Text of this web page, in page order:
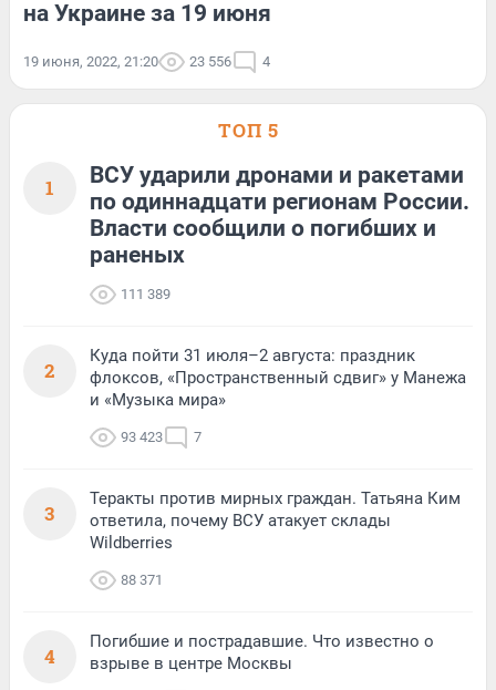
на Украине за 19 июня
19 июня, 2022, 21:20 23 556 4
ТОП 5
1
ВСУ ударили дронами и ракетами
по одиннадцати регионам России.
Власти сообщили о погибших и
раненых
111 389
2
Куда пойти 31 июля–2 августа: праздник
флоксов, «Пространственный сдвиг» у Манежа
и «Музыка мира»
93 423 7
3
Теракты против мирных граждан. Татьяна Ким
ответила, почему ВСУ атакует склады
Wildberries
88 371
4
Погибшие и пострадавшие. Что известно о
взрыве в центре Москвы